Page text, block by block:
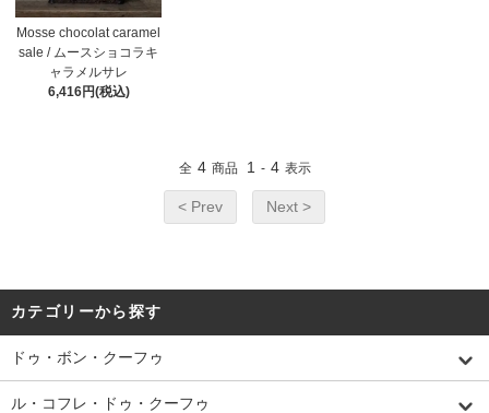
Mosse chocolat caramel
sale / ムースショコラキ
ャラメルサレ
6,416円(税込)
全 4 商品 1 - 4 表示
< Prev Next >
カテゴリーから探す
ドゥ・ボン・クーフゥ
ル・コフレ・ドゥ・クーフゥ